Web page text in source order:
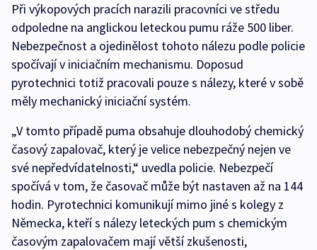
Při výkopových pracích narazili pracovníci ve středu
odpoledne na anglickou leteckou pumu ráže 500 liber.
Nebezpečnost a ojedinělost tohoto nálezu podle policie
spočívají v iniciačním mechanismu. Doposud
pyrotechnici totiž pracovali pouze s nálezy, které v sobě
měly mechanický iniciační systém.
„V tomto případě puma obsahuje dlouhodobý chemický
časový zapalovač, který je velice nebezpečný nejen ve
své nepředvídatelnosti,“ uvedla policie. Nebezpečí
spočívá v tom, že časovač může být nastaven až na 144
hodin. Pyrotechnici komunikují mimo jiné s kolegy z
Německa, kteří s nálezy leteckých pum s chemickým
časovým zapalovačem mají větší zkušenosti,